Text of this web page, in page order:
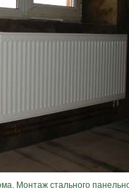
Монтаж стального